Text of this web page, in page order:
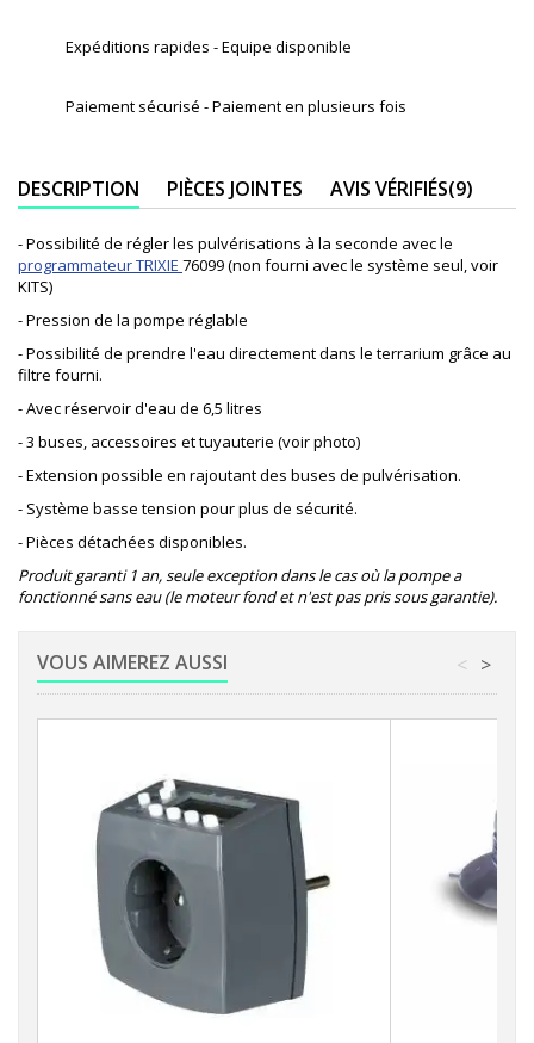
Expéditions rapides - Equipe disponible
Paiement sécurisé - Paiement en plusieurs fois
DESCRIPTION PIÈCES JOINTES AVIS VÉRIFIÉS(9)
- Possibilité de régler les pulvérisations à la seconde avec le
programmateur TRIXIE 76099 (non fourni avec le système seul, voir
KITS)
- Pression de la pompe réglable
- Possibilité de prendre l'eau directement dans le terrarium grâce au
filtre fourni.
- Avec réservoir d'eau de 6,5 litres
- 3 buses, accessoires et tuyauterie (voir photo)
- Extension possible en rajoutant des buses de pulvérisation.
- Système basse tension pour plus de sécurité.
- Pièces détachées disponibles.
Produit garanti 1 an, seule exception dans le cas où la pompe a
fonctionné sans eau (le moteur fond et n'est pas pris sous garantie).
VOUS AIMEREZ AUSSI >
<